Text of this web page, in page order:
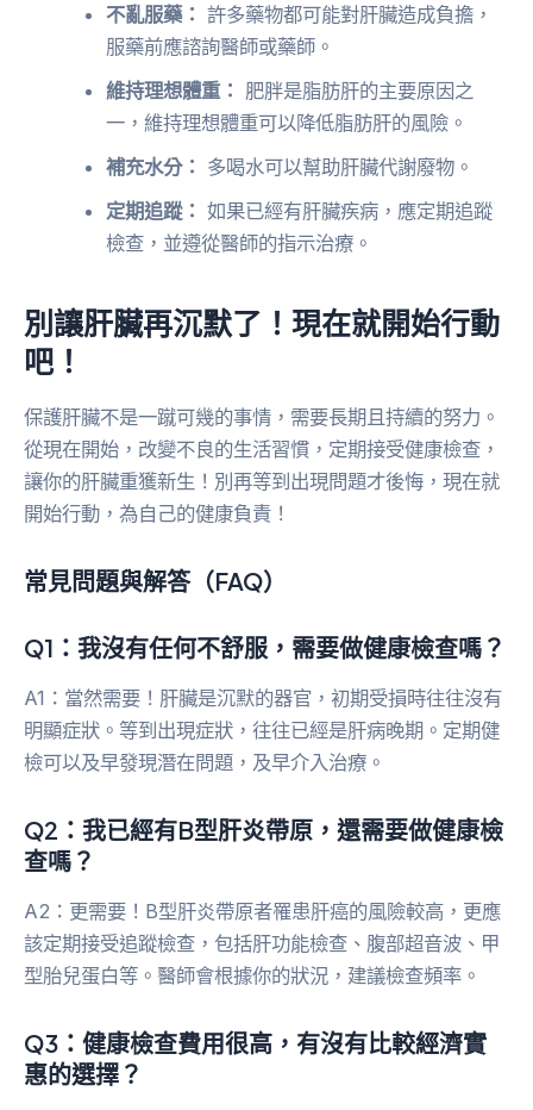
不亂服藥： 許多藥物都可能對肝臟造成負擔，
服藥前應諮詢醫師或藥師。
維持理想體重： 肥胖是脂肪肝的主要原因之
一，維持理想體重可以降低脂肪肝的風險。
補充水分： 多喝水可以幫助肝臟代謝廢物。
定期追蹤： 如果已經有肝臟疾病，應定期追蹤
檢查，並遵從醫師的指示治療。
別讓肝臟再沉默了！現在就開始行動
吧！
保護肝臟不是一蹴可幾的事情，需要長期且持續的努力。
從現在開始，改變不良的生活習慣，定期接受健康檢查，
讓你的肝臟重獲新生！別再等到出現問題才後悔，現在就
開始行動，為自己的健康負責！
常見問題與解答（FAQ）
Q1：我沒有任何不舒服，需要做健康檢查嗎？
A1：當然需要！肝臟是沉默的器官，初期受損時往往沒有
明顯症狀。等到出現症狀，往往已經是肝病晚期。定期健
檢可以及早發現潛在問題，及早介入治療。
Q2：我已經有B型肝炎帶原，還需要做健康檢
查嗎？
A2：更需要！B型肝炎帶原者罹患肝癌的風險較高，更應
該定期接受追蹤檢查，包括肝功能檢查、腹部超音波、甲
型胎兒蛋白等。醫師會根據你的狀況，建議檢查頻率。
Q3：健康檢查費用很高，有沒有比較經濟實
惠的選擇？